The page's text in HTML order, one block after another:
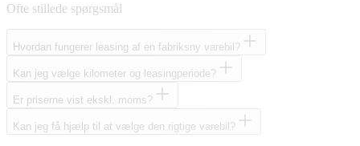
Ofte stillede spørgsmål
Hvordan fungerer leasing af en fabriksny varebil?
Kan jeg vælge kilometer og leasingperiode?
Er priserne vist ekskl. moms?
Kan jeg få hjælp til at vælge den rigtige varebil?